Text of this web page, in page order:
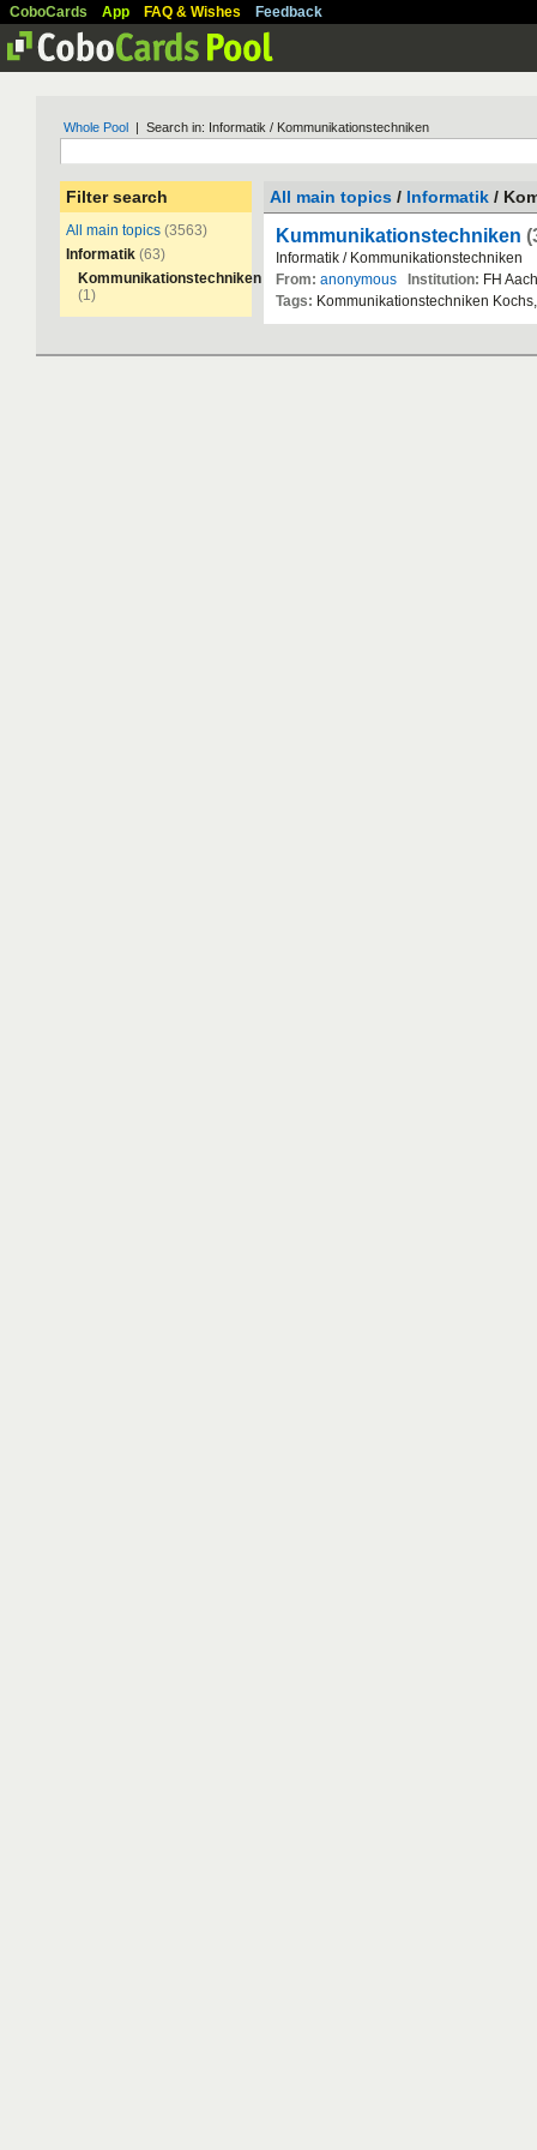
CoboCards App FAQ & Wishes Feedback
Whole Pool | Search in: Informatik / Kommunikationstechniken
Filter search
All main topics (3563)
Informatik (63)
Kommunikationstechniken
(1)
All main topics / Informatik /
Kummunikationstechniken
Informatik / Kommunikationstechniken
From: anonymous Institution: FH
Tags: Kommunikationstechniken Kochs